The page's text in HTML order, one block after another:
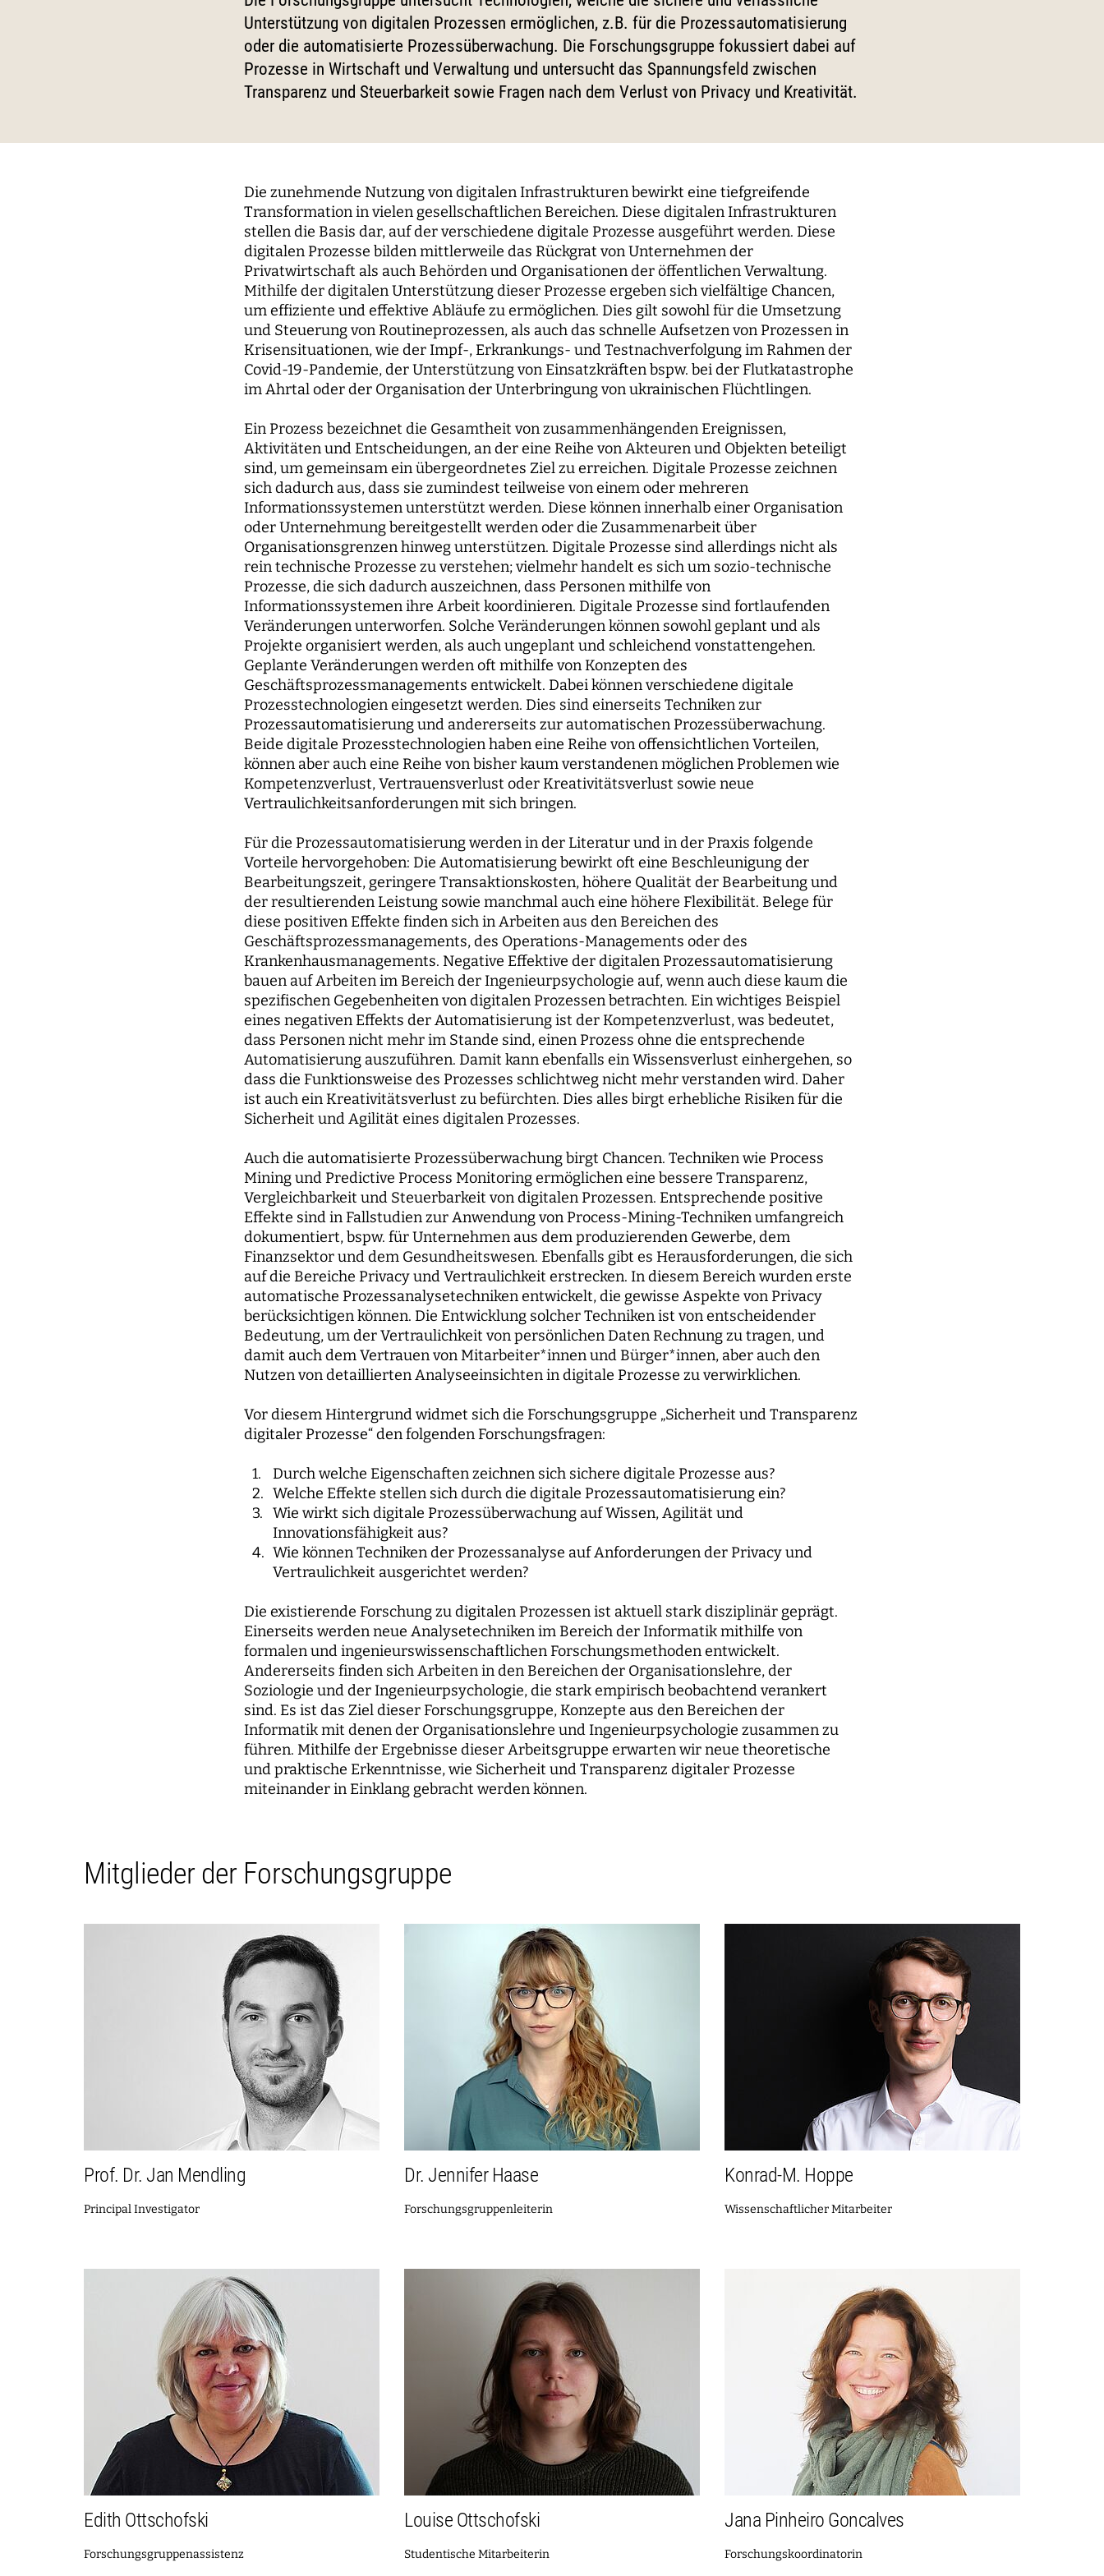
Digitale Propaganda
Dynamiken der digitalen
Mobilisierung
Lokale digitale Öffentlichkeiten
der Wissenschaft
Bildung für die digitale Welt
digitaler Prozesse
Technik, Macht und Herrschaft
Forschende
Principal Investigators
Fellowships
Forschungsprojekte
Open-Access-
Publikationsfonds
Das Forschungsprogramm der
Aufbauphase
Pizza und...
Policy Roundtables
Jahresberichte
Weizenbaum-Filmnacht
Über Joseph Weizenbaum
Principal Investigators
Institutsrat
Kuratorium
Kommunikation
Personal
Finanzen
Unterstützung von digitalen Prozessen ermöglichen, z.B. für die Prozessautomatisierung
oder die automatisierte Prozessüberwachung. Die Forschungsgruppe fokussiert dabei auf
Prozesse in Wirtschaft und Verwaltung und untersucht das Spannungsfeld zwischen
Transparenz und Steuerbarkeit sowie Fragen nach dem Verlust von Privacy und Kreativität.
Die zunehmende Nutzung von digitalen Infrastrukturen bewirkt eine tiefgreifende
Transformation in vielen gesellschaftlichen Bereichen. Diese digitalen Infrastrukturen
stellen die Basis dar, auf der verschiedene digitale Prozesse ausgeführt werden. Diese
digitalen Prozesse bilden mittlerweile das Rückgrat von Unternehmen der
Privatwirtschaft als auch Behörden und Organisationen der öffentlichen Verwaltung.
Mithilfe der digitalen Unterstützung dieser Prozesse ergeben sich vielfältige Chancen,
um effiziente und effektive Abläufe zu ermöglichen. Dies gilt sowohl für die Umsetzung
und Steuerung von Routineprozessen, als auch das schnelle Aufsetzen von Prozessen in
Krisensituationen, wie der Impf-, Erkrankungs- und Testnachverfolgung im Rahmen der
Covid-19-Pandemie, der Unterstützung von Einsatzkräften bspw. bei der Flutkatastrophe
im Ahrtal oder der Organisation der Unterbringung von ukrainischen Flüchtlingen.
Ein Prozess bezeichnet die Gesamtheit von zusammenhängenden Ereignissen,
Aktivitäten und Entscheidungen, an der eine Reihe von Akteuren und Objekten beteiligt
sind, um gemeinsam ein übergeordnetes Ziel zu erreichen. Digitale Prozesse zeichnen
sich dadurch aus, dass sie zumindest teilweise von einem oder mehreren
Informationssystemen unterstützt werden. Diese können innerhalb einer Organisation
oder Unternehmung bereitgestellt werden oder die Zusammenarbeit über
Organisationsgrenzen hinweg unterstützen. Digitale Prozesse sind allerdings nicht als
rein technische Prozesse zu verstehen; vielmehr handelt es sich um sozio-technische
Prozesse, die sich dadurch auszeichnen, dass Personen mithilfe von
Informationssystemen ihre Arbeit koordinieren. Digitale Prozesse sind fortlaufenden
Veränderungen unterworfen. Solche Veränderungen können sowohl geplant und als
Projekte organisiert werden, als auch ungeplant und schleichend vonstattengehen.
Geplante Veränderungen werden oft mithilfe von Konzepten des
Geschäftsprozessmanagements entwickelt. Dabei können verschiedene digitale
Prozesstechnologien eingesetzt werden. Dies sind einerseits Techniken zur
Prozessautomatisierung und andererseits zur automatischen Prozessüberwachung.
Beide digitale Prozesstechnologien haben eine Reihe von offensichtlichen Vorteilen,
können aber auch eine Reihe von bisher kaum verstandenen möglichen Problemen wie
Kompetenzverlust, Vertrauensverlust oder Kreativitätsverlust sowie neue
Vertraulichkeitsanforderungen mit sich bringen.
Für die Prozessautomatisierung werden in der Literatur und in der Praxis folgende
Vorteile hervorgehoben: Die Automatisierung bewirkt oft eine Beschleunigung der
Bearbeitungszeit, geringere Transaktionskosten, höhere Qualität der Bearbeitung und
der resultierenden Leistung sowie manchmal auch eine höhere Flexibilität. Belege für
diese positiven Effekte finden sich in Arbeiten aus den Bereichen des
Geschäftsprozessmanagements, des Operations-Managements oder des
Krankenhausmanagements. Negative Effektive der digitalen Prozessautomatisierung
bauen auf Arbeiten im Bereich der Ingenieurpsychologie auf, wenn auch diese kaum die
spezifischen Gegebenheiten von digitalen Prozessen betrachten. Ein wichtiges Beispiel
eines negativen Effekts der Automatisierung ist der Kompetenzverlust, was bedeutet,
dass Personen nicht mehr im Stande sind, einen Prozess ohne die entsprechende
Automatisierung auszuführen. Damit kann ebenfalls ein Wissensverlust einhergehen, so
dass die Funktionsweise des Prozesses schlichtweg nicht mehr verstanden wird. Daher
ist auch ein Kreativitätsverlust zu befürchten. Dies alles birgt erhebliche Risiken für die
Sicherheit und Agilität eines digitalen Prozesses.
Auch die automatisierte Prozessüberwachung birgt Chancen. Techniken wie Process
Mining und Predictive Process Monitoring ermöglichen eine bessere Transparenz,
Vergleichbarkeit und Steuerbarkeit von digitalen Prozessen. Entsprechende positive
Effekte sind in Fallstudien zur Anwendung von Process-Mining-Techniken umfangreich
dokumentiert, bspw. für Unternehmen aus dem produzierenden Gewerbe, dem
Finanzsektor und dem Gesundheitswesen. Ebenfalls gibt es Herausforderungen, die sich
auf die Bereiche Privacy und Vertraulichkeit erstrecken. In diesem Bereich wurden erste
automatische Prozessanalysetechniken entwickelt, die gewisse Aspekte von Privacy
berücksichtigen können. Die Entwicklung solcher Techniken ist von entscheidender
Bedeutung, um der Vertraulichkeit von persönlichen Daten Rechnung zu tragen, und
damit auch dem Vertrauen von Mitarbeiter*innen und Bürger*innen, aber auch den
Nutzen von detaillierten Analyseeinsichten in digitale Prozesse zu verwirklichen.
Vor diesem Hintergrund widmet sich die Forschungsgruppe „Sicherheit und Transparenz
digitaler Prozesse“ den folgenden Forschungsfragen:
Durch welche Eigenschaften zeichnen sich sichere digitale Prozesse aus?
Welche Effekte stellen sich durch die digitale Prozessautomatisierung ein?
Wie wirkt sich digitale Prozessüberwachung auf Wissen, Agilität und
Innovationsfähigkeit aus?
Wie können Techniken der Prozessanalyse auf Anforderungen der Privacy und
Vertraulichkeit ausgerichtet werden?
Die existierende Forschung zu digitalen Prozessen ist aktuell stark disziplinär geprägt.
Einerseits werden neue Analysetechniken im Bereich der Informatik mithilfe von
formalen und ingenieurswissenschaftlichen Forschungsmethoden entwickelt.
Andererseits finden sich Arbeiten in den Bereichen der Organisationslehre, der
Soziologie und der Ingenieurpsychologie, die stark empirisch beobachtend verankert
sind. Es ist das Ziel dieser Forschungsgruppe, Konzepte aus den Bereichen der
Informatik mit denen der Organisationslehre und Ingenieurpsychologie zusammen zu
führen. Mithilfe der Ergebnisse dieser Arbeitsgruppe erwarten wir neue theoretische
und praktische Erkenntnisse, wie Sicherheit und Transparenz digitaler Prozesse
miteinander in Einklang gebracht werden können.
Mitglieder der Forschungsgruppe
Prof. Dr. Jan Mendling
Principal Investigator
Dr. Jennifer Haase
Forschungsgruppenleiterin
Konrad-M. Hoppe
Wissenschaftlicher Mitarbeiter
Edith Ottschofski
Forschungsgruppenassistenz
Louise Ottschofski
Studentische Mitarbeiterin
Jana Pinheiro Goncalves
Forschungskoordinatorin